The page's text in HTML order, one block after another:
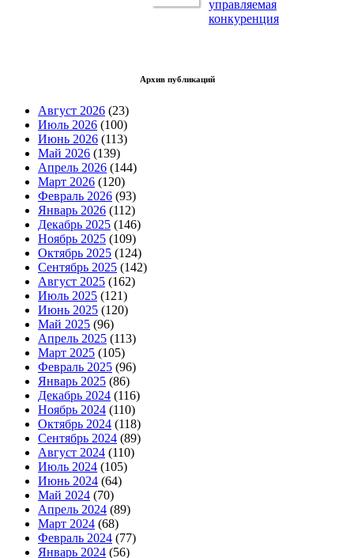
управляемая
конкуренция
Архив публикаций
Август 2026 (23)
Июль 2026 (100)
Июнь 2026 (113)
Май 2026 (139)
Апрель 2026 (144)
Март 2026 (120)
Февраль 2026 (93)
Январь 2026 (112)
Декабрь 2025 (146)
Ноябрь 2025 (109)
Октябрь 2025 (124)
Сентябрь 2025 (142)
Август 2025 (162)
Июль 2025 (121)
Июнь 2025 (120)
Май 2025 (96)
Апрель 2025 (113)
Март 2025 (105)
Февраль 2025 (96)
Январь 2025 (86)
Декабрь 2024 (116)
Ноябрь 2024 (110)
Октябрь 2024 (118)
Сентябрь 2024 (89)
Август 2024 (110)
Июль 2024 (105)
Июнь 2024 (64)
Май 2024 (70)
Апрель 2024 (89)
Март 2024 (68)
Февраль 2024 (77)
Январь 2024 (56)